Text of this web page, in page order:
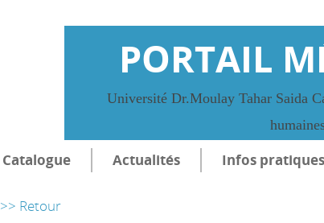
PORTAIL
Université Dr.Moulay Tahar Saida
Catalogue Actualités Infos pratiques
>> Retour